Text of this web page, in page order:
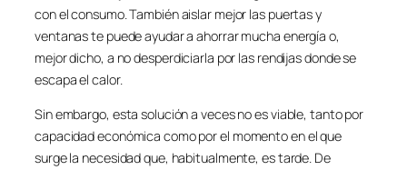
con el consumo. También aislar mejor las puertas y
ventanas te puede ayudar a ahorrar mucha energía o,
mejor dicho, a no desperdiciarla por las rendijas donde se
escapa el calor.
Sin embargo, esta solución a veces no es viable, tanto por
capacidad económica como por el momento en el que
surge la necesidad que, habitualmente, es tarde. De